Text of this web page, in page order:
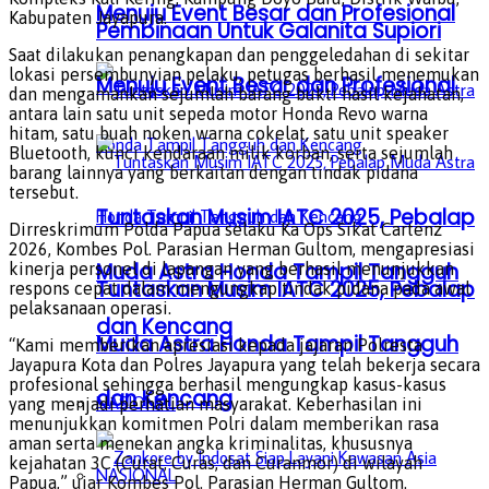
Menuju Event Besar dan Profesional
Tuntaskan Musim IATC 2025, Pebalap
Muda Astra Honda Tampil Tangguh
dan Kencang
NASIONAL
Pembinaan Untuk Galanita Supiori
Menuju Event Besar dan Profesional
Tuntaskan Musim IATC 2025, Pebalap
Muda Astra Honda Tampil Tangguh
dan Kencang
NASIONAL
Kabupaten Jayapura.
Saat dilakukan penangkapan dan penggeledahan di sekitar
lokasi persembunyian pelaku, petugas berhasil menemukan
dan mengamankan sejumlah barang bukti hasil kejahatan,
antara lain satu unit sepeda motor Honda Revo warna
hitam, satu buah noken warna cokelat, satu unit speaker
Bluetooth, kunci kendaraan milik korban, serta sejumlah
barang lainnya yang berkaitan dengan tindak pidana
tersebut.
Dirreskrimum Polda Papua selaku Ka Ops Sikat Cartenz
2026, Kombes Pol. Parasian Herman Gultom, mengapresiasi
kinerja personel di lapangan yang berhasil menunjukkan
respons cepat dalam mengungkap tindak pidana pada awal
pelaksanaan operasi.
“Kami memberikan apresiasi kepada jajaran Polresta
Jayapura Kota dan Polres Jayapura yang telah bekerja secara
profesional sehingga berhasil mengungkap kasus-kasus
yang menjadi perhatian masyarakat. Keberhasilan ini
menunjukkan komitmen Polri dalam memberikan rasa
aman serta menekan angka kriminalitas, khususnya
kejahatan 3C (Curat, Curas, dan Curanmor) di wilayah
Papua,” ujar Kombes Pol. Parasian Herman Gultom.